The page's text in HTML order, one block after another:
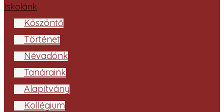
Iskolánk
Köszöntő
Történet
Névadónk
Tanáraink
Alapítvány
Kollégium